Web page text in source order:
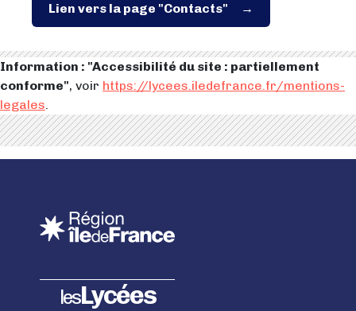
Lien vers la page "Contacts"
Information : "Accessibilité du site : partiellement
conforme", voir https://lycees.iledefrance.fr/mentions-
legales.
lesLycées